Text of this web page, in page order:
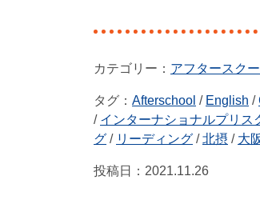
アフタースク
タグ： Afterschool / English /
/ インターナショナルプリス
グ / リーディング /北摂 / 大
投稿日： 2021.11.26